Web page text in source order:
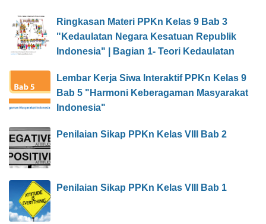
Ringkasan Materi PPKn Kelas 9 Bab 3
"Kedaulatan Negara Kesatuan Republik
Indonesia" | Bagian 1- Teori Kedaulatan
Lembar Kerja Siwa Interaktif PPKn Kelas 9
Bab 5 "Harmoni Keberagaman Masyarakat
Indonesia"
Penilaian Sikap PPKn Kelas VIII Bab 2
Penilaian Sikap PPKn Kelas VIII Bab 1